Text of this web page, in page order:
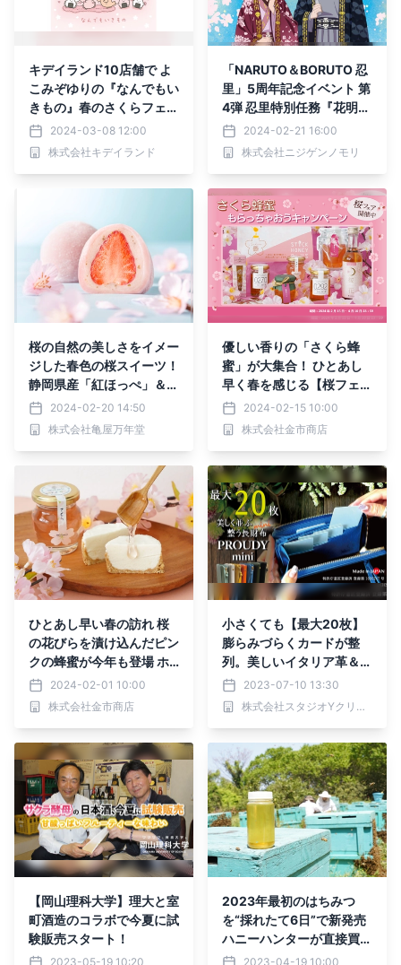
キデイランド10店舗で よ
こみぞゆりの『なんでもい
きもの』春のさくらフェア
開催！！ 2024年3月22日
(金)～4月4日(木)
2024-03-08 12:00
株式会社キデイランド
「NARUTO＆BORUTO 忍
里」5周年記念イベント 第
4弾 忍里特別任務『花明か
りの伝令』編 3月23日
（土）より開催決定！
2024-02-21 16:00
株式会社ニジゲンノモリ
桜の自然の美しさをイメー
ジした春色の桜スイーツ！
静岡県産「紅ほっぺ」＆
「大島桜」を使用した『桜
いちご大福』限定販売
2024-02-20 14:50
株式会社亀屋万年堂
優しい香りの「さくら蜂
蜜」が大集合！ ひとあし
早く春を感じる【桜フェ
ア】開催2024-02-15 10:00
株式会社金市商店
ひとあし早い春の訪れ 桜
の花びらを漬け込んだピン
クの蜂蜜が今年も登場 ホ
ワイトデーや卒業のお祝い
など贈り物にもおススメ
2024-02-01 10:00
株式会社金市商店
小さくても【最大20枚】
膨らみづらくカードが整
列。美しいイタリア革＆ビ
スがスタイリッシュなミニ
長財布・PROUDY_min
2023-07-10 13:30
株式会社スタジオYクリエイション
【岡山理科大学】理大と室
町酒造のコラボで今夏に試
験販売スタート！
2023-05-19 10:20
2023年最初のはちみつ
を“採れたて6日”で新発売
ハニーハンターが直接買い
付けた「新蜜」 フレッシ
2023-04-19 10:00